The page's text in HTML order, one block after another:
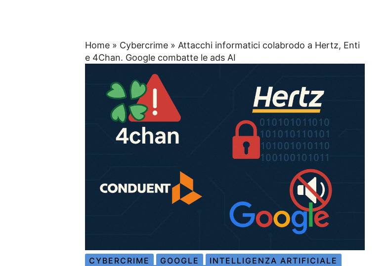
Home » Cybercrime » Attacchi informatici colabrodo a Hertz, Enti
e 4Chan. Google combatte le ads AI
CYBERCRIME GOOGLE
INTELLIGENZA ARTIFICIALE